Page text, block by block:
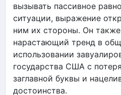
вызывать пассивное
ситуации, выражение
ним их стороны. Он
нарастающий тренд в
использовании
государства США с
заглавной буквы и
достоинства.